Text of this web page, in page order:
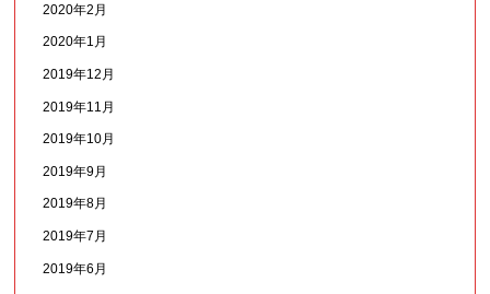
2020年2月
2020年1月
2019年12月
2019年11月
2019年10月
2019年9月
2019年8月
2019年7月
2019年6月